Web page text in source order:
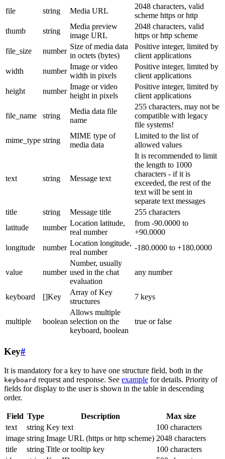
file string Media URL
2048 characters, valid
scheme https or http
thumb
string
Media preview
image URL
2048 characters, valid
https or http scheme
file_size
number
Size of media data
in octets (bytes)
Positive integer, limited by
client applications
width
number
Image or video
width in pixels
Positive integer, limited by
client applications
height
number
Image or video
height in pixels
Positive integer, limited by
client applications
file_name string
Media data file
name
255 characters, may not be
compatible with legacy
file systems!
mime_type string
MIME type of
media data
Limited to the list of
allowed values
text string Message text
It is recommended to limit
the length to 1000
characters - if it is
exceeded, the rest of the
text will be sent in
separate text messages
title
string Message title
255 characters
latitude
number
Location latitude,
real number
from -90.0000 to
+90.0000
longitude
number
Location longitude,
real number
-180.0000 to +180.0000
value number
Number, usually
used in the chat
evaluation
any number
keyboard []Key
Array of Key
structures
7 keys
multiple boolean
Allows multiple
selection on the
keyboard, boolean
true or false
Key#
It is mandatory for a key to have one structure field, both in the
keyboard request and response. See example for details. Priority of
fields for display to the user is shown in the table in descending
order.
Field Type Description
Max size
text
string Key text
100 characters
image string Image URL (https or http scheme) 2048 characters
title
string Title or tooltip key
100 characters